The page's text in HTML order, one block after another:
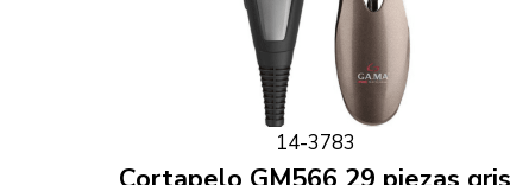
14-3783